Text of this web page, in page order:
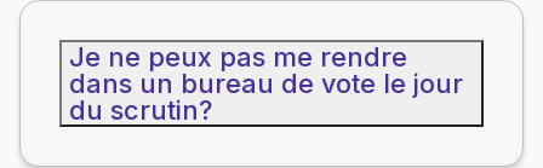
Je ne peux pas me rendre
dans un bureau de vote le jour
du scrutin?